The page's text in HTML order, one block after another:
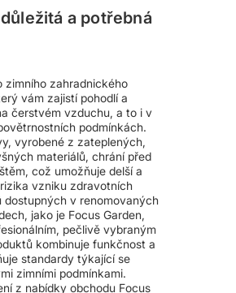
a potřebná
zimního zahradnického
vám zajistí pohodlí a
čerstvém vzduchu, a to i v
podmínkách.
vyrobené z zateplených,
materiálů, chrání před
což umožňuje delší a
vzniku zdravotních
v renomovaných
jako je Focus Garden,
pečlivě vybraným
kombinuje funkčnost a
standardy týkající se
zimními podmínkami.
z nabídky obchodu Focus